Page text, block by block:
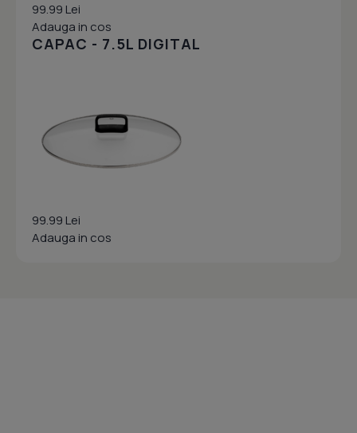
99.99 Lei
Adauga in cos
CAPAC - 7.5L DIGITAL
99.99 Lei
Adauga in cos